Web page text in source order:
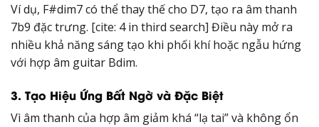
Ví dụ, F#dim7 có thể thay thế cho D7, tạo ra âm thanh
7b9 đặc trưng. [cite: 4 in third search] Điều này mở ra
nhiều khả năng sáng tạo khi phối khí hoặc ngẫu hứng
với hợp âm guitar Bdim.
3. Tạo Hiệu Ứng Bất Ngờ và Đặc Biệt
Vì âm thanh của hợp âm giảm khá “lạ tai” và không ổn